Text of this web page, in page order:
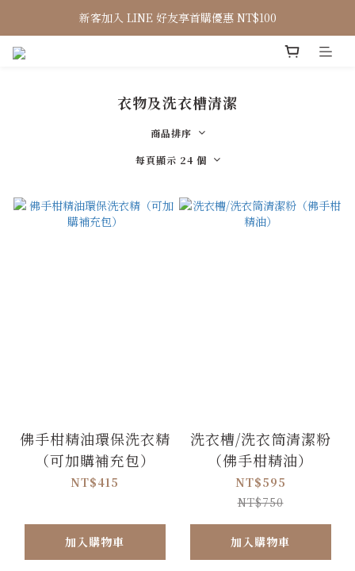
新客加入 LINE 好友享首購優惠 NT$100
衣物及洗衣槽清潔
商品排序
每頁顯示 24 個
佛手柑精油環保洗衣精
（可加購補充包）
NT$415
加入購物車
洗衣槽/洗衣筒清潔粉
（佛手柑精油）
NT$595
NT$750
加入購物車